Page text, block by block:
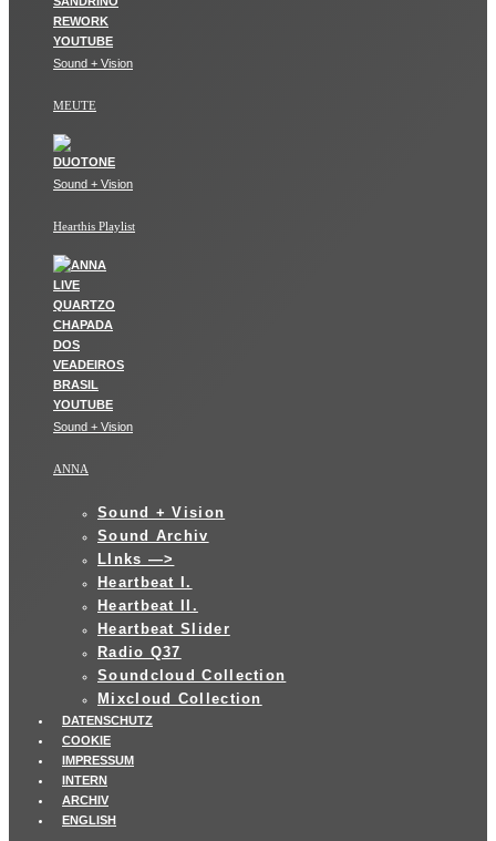
Sound + Vision
MEUTE
Sound + Vision
Hearthis Playlist
Sound + Vision
ANNA
Sound + Vision
Sound Archiv
LInks —>
Heartbeat I.
Heartbeat II.
Heartbeat Slider
Radio Q37
Soundcloud Collection
Mixcloud Collection
DATENSCHUTZ
COOKIE
IMPRESSUM
INTERN
ARCHIV
ENGLISH